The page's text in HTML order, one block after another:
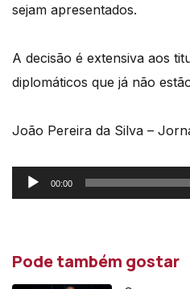
sejam apresentados.
A decisão é extensiva aos
diplomáticos que já não
João Pereira da Silva –
Reprodutor
de
00:00
Pode também gostar